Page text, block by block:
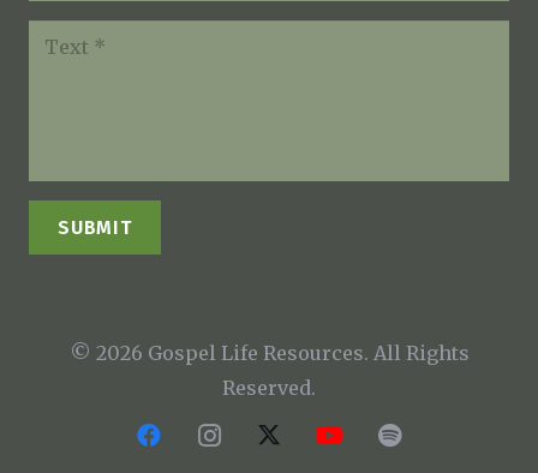
SUBMIT
© 2026 Gospel Life Resources. All Rights
Reserved.